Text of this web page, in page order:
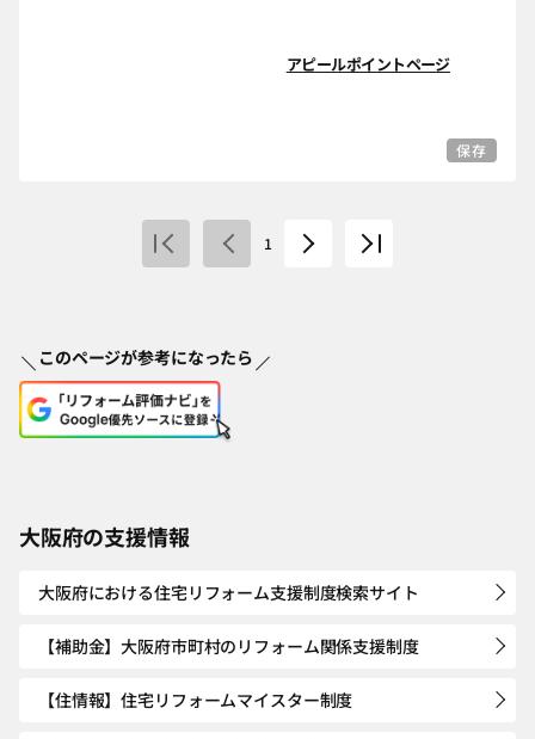
アピールポイントページ
保存
1
このページが参考になったら
大阪府の支援情報
大阪府における住宅リフォーム支援制度検索サイト
【補助金】大阪府市町村のリフォーム関係支援制度
【住情報】住宅リフォームマイスター制度